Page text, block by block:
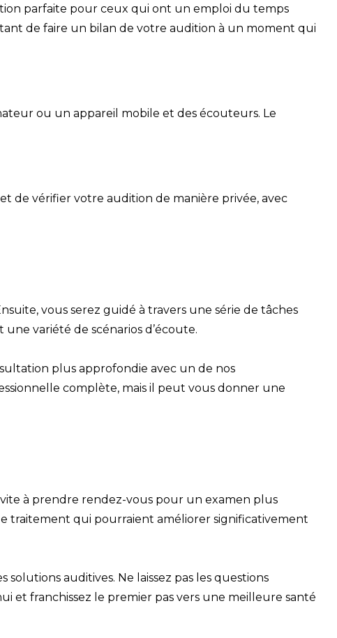
parfaite pour ceux qui ont un emploi du temps
de faire un bilan de votre audition à un moment qui
ou un appareil mobile et des écouteurs. Le
de vérifier votre audition de manière privée, avec
vous serez guidé à travers une série de tâches
variété de scénarios d’écoute.
plus approfondie avec un de nos
complète, mais il peut vous donner une
à prendre rendez-vous pour un examen plus
traitement qui pourraient améliorer significativement
auditives. Ne laissez pas les questions
et franchissez le premier pas vers une meilleure santé